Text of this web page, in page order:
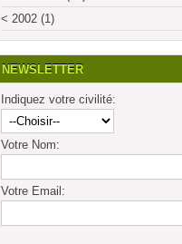
< 2002 (1)
NEWSLETTER
Indiquez votre civilité:
Votre Nom:
Votre Email: